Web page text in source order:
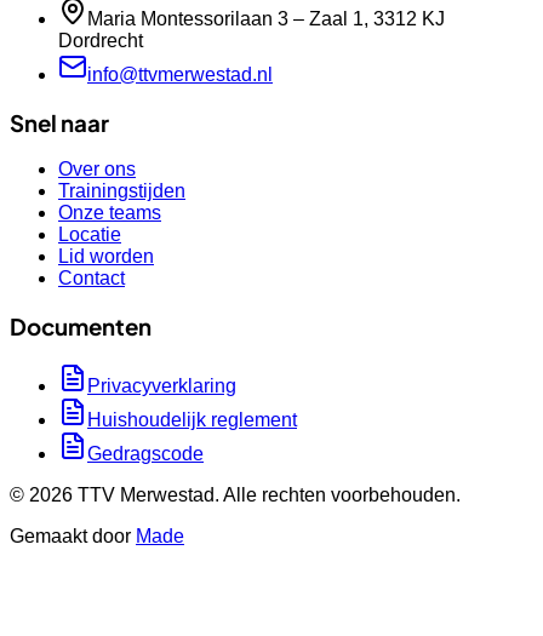
Maria Montessorilaan 3 – Zaal 1, 3312 KJ
Dordrecht
info@ttvmerwestad.nl
Snel naar
Over ons
Trainingstijden
Onze teams
Locatie
Lid worden
Contact
Documenten
Privacyverklaring
Huishoudelijk reglement
Gedragscode
© 2026 TTV Merwestad. Alle rechten voorbehouden.
Gemaakt door Made